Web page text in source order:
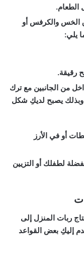
الطعام.
الخس والكرفس أو
يلي:
رقيقة.
من الجانبين مع ترك
يصبح لديكِ شكل
أو في الأرز
لطفلك أو التزيين
ربات المنزل إلى
إليكِ بعض القواعد